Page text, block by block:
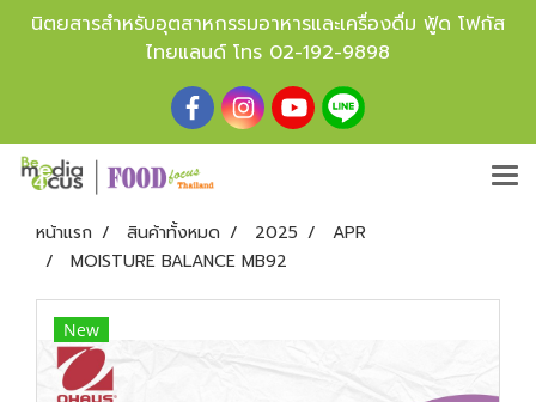
นิตยสารสำหรับอุตสาหกรรมอาหารและเครื่องดื่ม ฟู้ด โฟกัส
ไทยแลนด์ โทร 02-192-9898
หน้าแรก สินค้าทั้งหมด 2025
APR
MOISTURE BALANCE MB92
New